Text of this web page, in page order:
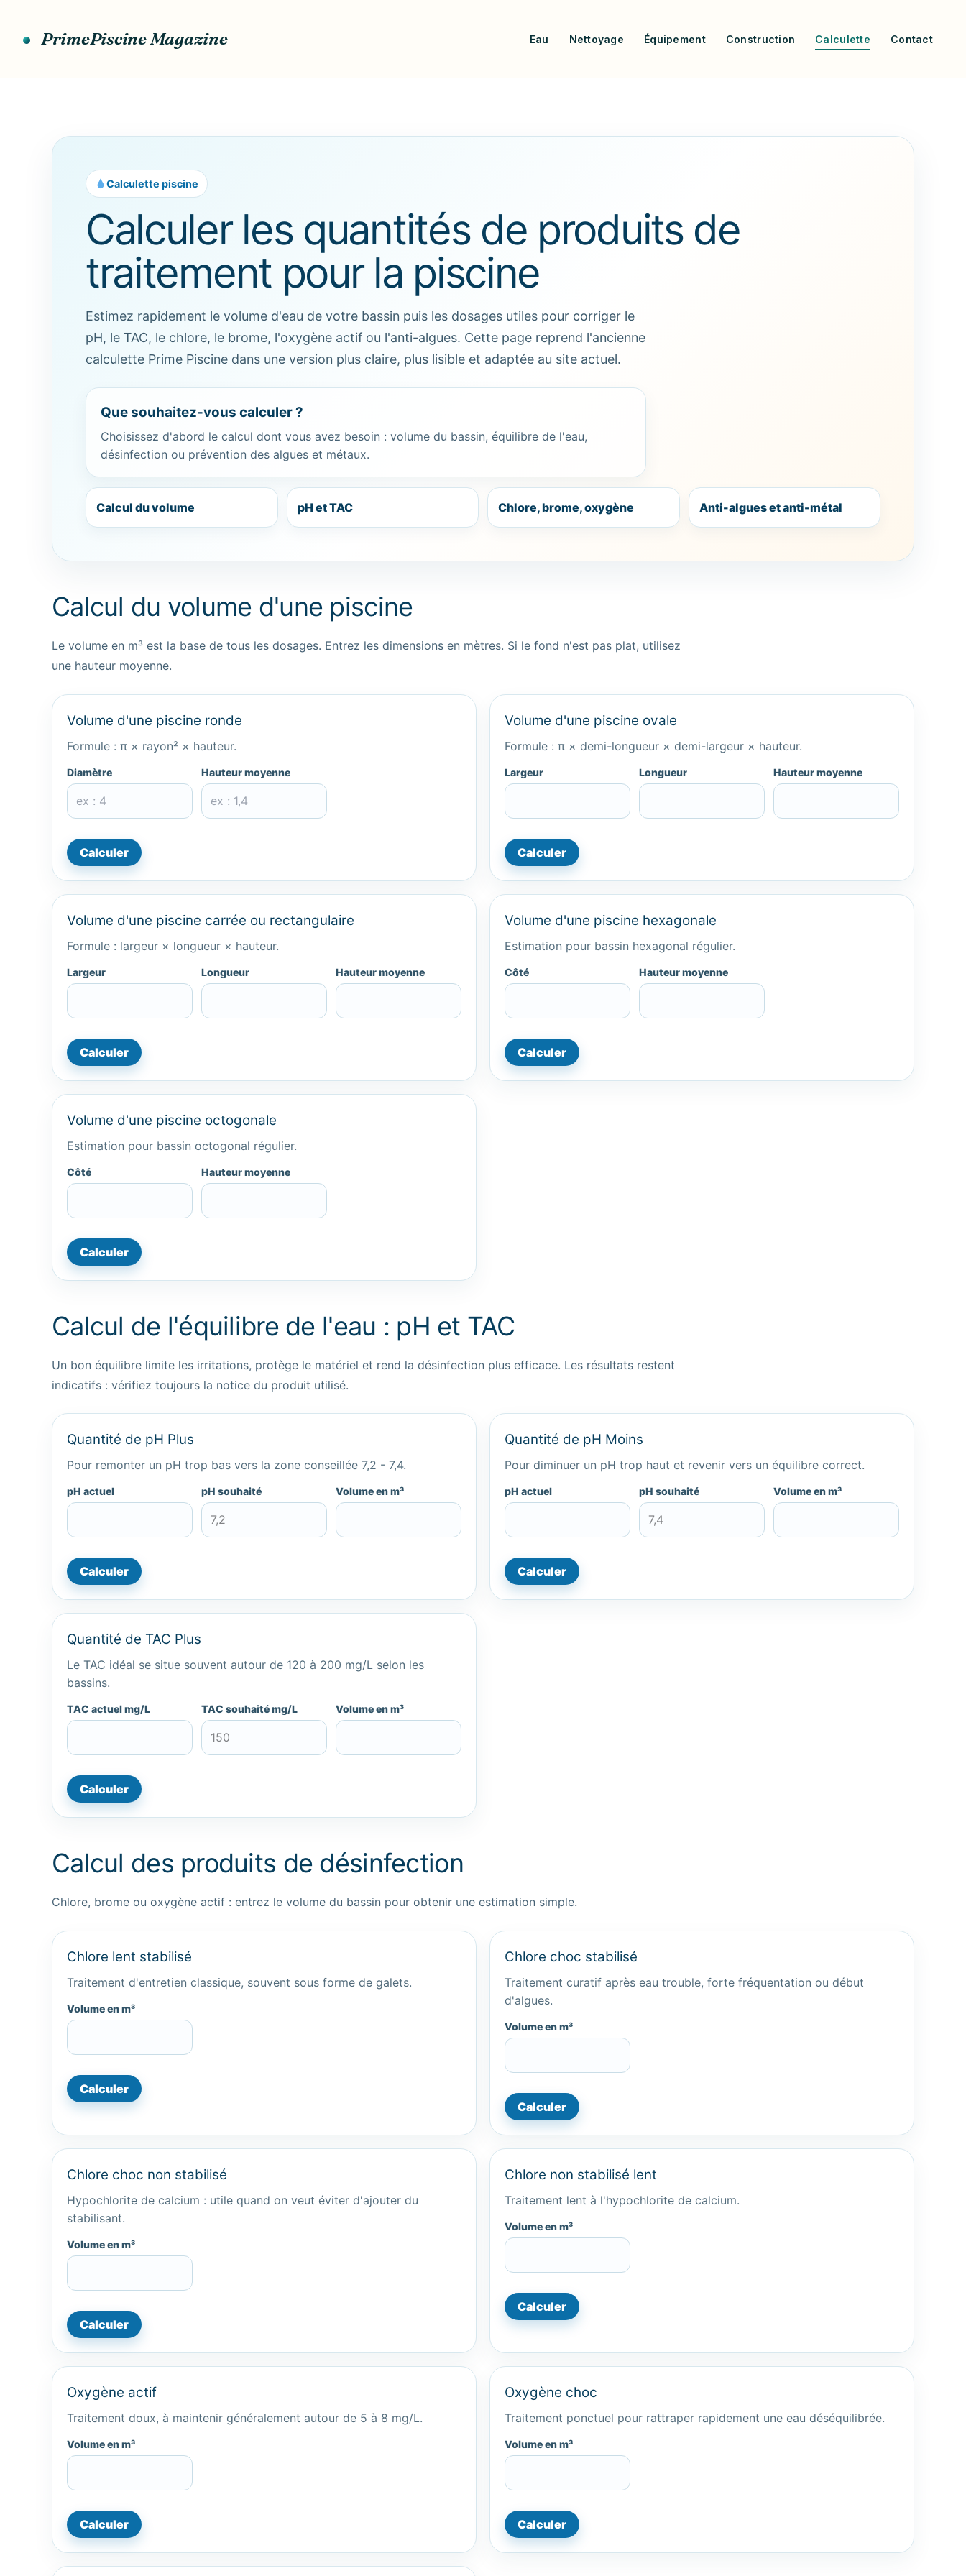
contenuPrimePiscine Magazine Eau Nettoyage Équipement Construction Calculette Contact
Calculette piscine
Calculer les quantités de produits de
traitement pour la piscine
Estimez rapidement le volume d'eau de votre bassin puis les dosages utiles pour corriger le
pH, le TAC, le chlore, le brome, l'oxygène actif ou l'anti-algues. Cette page reprend l'ancienne
calculette Prime Piscine dans une version plus claire, plus lisible et adaptée au site actuel.
Que souhaitez-vous calculer ?
Choisissez d'abord le calcul dont vous avez besoin : volume du bassin, équilibre de l'eau,
désinfection ou prévention des algues et métaux.
Calcul du volume pH et TAC Chlore, brome, oxygène Anti-algues et anti-métal
Calcul du volume d'une piscine
Le volume en m³ est la base de tous les dosages. Entrez les dimensions en mètres. Si le fond n'est pas plat, utilisez
une hauteur moyenne.
Volume d'une piscine ronde
Formule : π × rayon² × hauteur.
Diamètre Hauteur moyenne
Calculer
Volume d'une piscine ovale
Formule : π × demi-longueur × demi-largeur × hauteur.
Largeur Longueur Hauteur moyenne
Calculer
Volume d'une piscine carrée ou rectangulaire
Formule : largeur × longueur × hauteur.
Largeur Longueur Hauteur moyenne
Calculer
Volume d'une piscine hexagonale
Estimation pour bassin hexagonal régulier.
Côté Hauteur moyenne
Calculer
Volume d'une piscine octogonale
Estimation pour bassin octogonal régulier.
Côté Hauteur moyenne
Calculer
Calcul de l'équilibre de l'eau : pH et TAC
Un bon équilibre limite les irritations, protège le matériel et rend la désinfection plus efficace. Les résultats restent
indicatifs : vérifiez toujours la notice du produit utilisé.
Quantité de pH Plus
Pour remonter un pH trop bas vers la zone conseillée 7,2 - 7,4.
pH actuel pH souhaité Volume en m³
Calculer
Quantité de pH Moins
Pour diminuer un pH trop haut et revenir vers un équilibre correct.
pH actuel pH souhaité Volume en m³
Calculer
Quantité de TAC Plus
Le TAC idéal se situe souvent autour de 120 à 200 mg/L selon les
bassins.
TAC actuel mg/L TAC souhaité mg/L Volume en m³
Calculer
Calcul des produits de désinfection
Chlore, brome ou oxygène actif : entrez le volume du bassin pour obtenir une estimation simple.
Chlore lent stabilisé
Traitement d'entretien classique, souvent sous forme de galets.
Volume en m³
Calculer
Chlore choc stabilisé
Traitement curatif après eau trouble, forte fréquentation ou début
d'algues.
Volume en m³
Calculer
Chlore choc non stabilisé
Hypochlorite de calcium : utile quand on veut éviter d'ajouter du
stabilisant.
Volume en m³
Calculer
Chlore non stabilisé lent
Traitement lent à l'hypochlorite de calcium.
Volume en m³
Calculer
Oxygène actif
Traitement doux, à maintenir généralement autour de 5 à 8 mg/L.
Volume en m³
Calculer
Oxygène choc
Traitement ponctuel pour rattraper rapidement une eau déséquilibrée.
Volume en m³
Calculer